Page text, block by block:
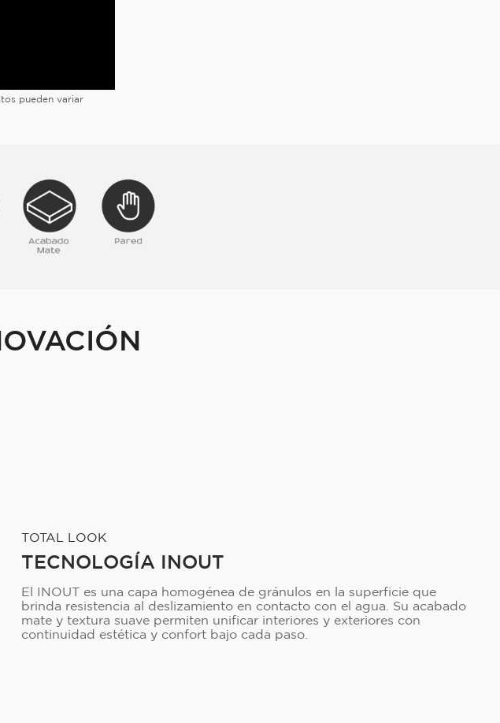
pueden variar
TOTAL LOOK
TECNOLOGÍA INOUT
El INOUT es una capa homogénea de gránulos en la superficie que
brinda resistencia al deslizamiento en contacto con el agua. Su acabado
mate y textura suave permiten unificar interiores y exteriores con
continuidad estética y confort bajo cada paso.